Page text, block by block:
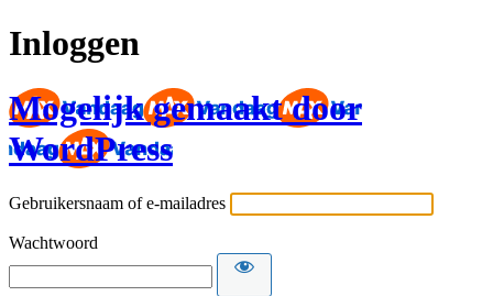
Inloggen
Mogelijk gemaakt door
WordPress
Gebruikersnaam of e-mailadres
Wachtwoord